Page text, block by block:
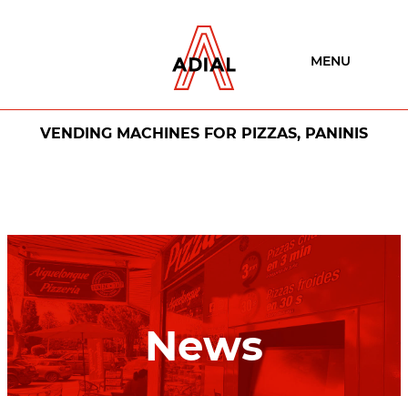
MENU
VENDING MACHINES FOR PIZZAS, PANINIS
News